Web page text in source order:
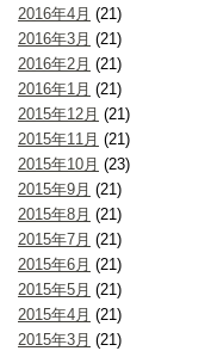
2016年4月 (21)
2016年3月 (21)
2016年2月 (21)
2016年1月 (21)
2015年12月 (21)
2015年11月 (21)
2015年10月 (23)
2015年9月 (21)
2015年8月 (21)
2015年7月 (21)
2015年6月 (21)
2015年5月 (21)
2015年4月 (21)
2015年3月 (21)